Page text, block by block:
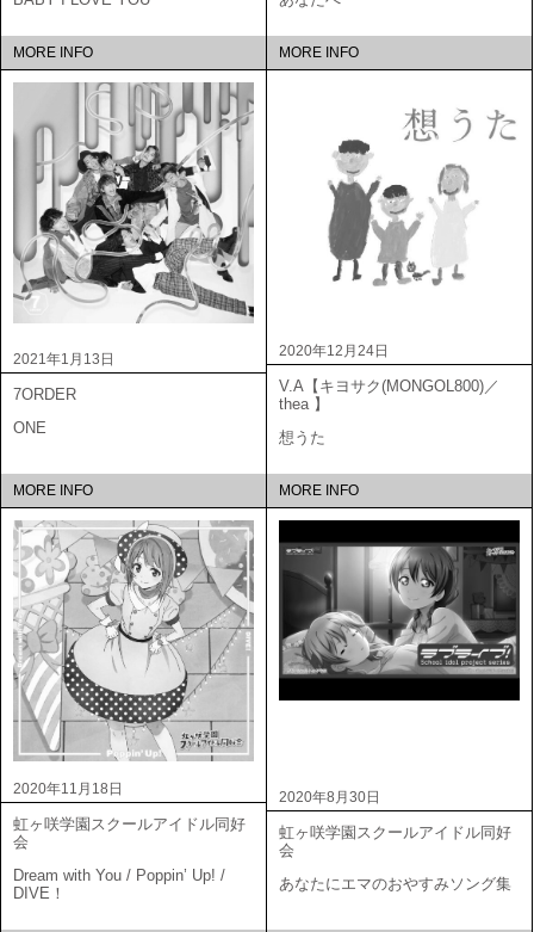
MORE INFO MORE INFO
2021年1月13日
7ORDER
ONE
MORE INFO
2020年12月24日
V.A【キヨサク(MONGOL800)／
thea 】
想うた
MORE INFO
2020年11月18日
虹ヶ咲学園スクールアイドル同好
会
Dream with You / Poppin’ Up! /
DIVE！
2020年8月30日
虹ヶ咲学園スクールアイドル同好
会
あなたにエマのおやすみソング集